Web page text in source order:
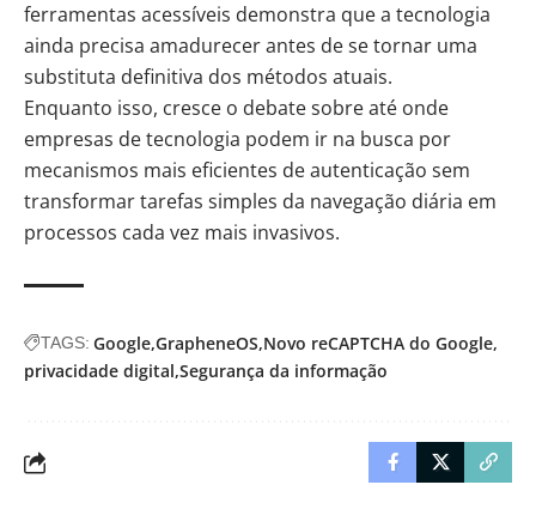
ferramentas acessíveis demonstra que a tecnologia
ainda precisa amadurecer antes de se tornar uma
substituta definitiva dos métodos atuais.
Enquanto isso, cresce o debate sobre até onde
empresas de tecnologia podem ir na busca por
mecanismos mais eficientes de autenticação sem
transformar tarefas simples da navegação diária em
processos cada vez mais invasivos.
TAGS: Google GrapheneOS Novo reCAPTCHA do Google
privacidade digital Segurança da informação